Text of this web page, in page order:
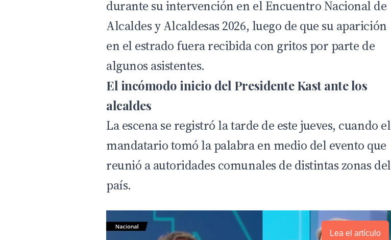
durante su intervención en el Encuentro Nacional de
Alcaldes y Alcaldesas 2026, luego de que su aparición
en el estrado fuera recibida con gritos por parte de
algunos asistentes.
El incómodo inicio del Presidente Kast ante los
alcaldes
La escena se registró la tarde de este jueves, cuando el
mandatario tomó la palabra en medio del evento que
reunió a autoridades comunales de distintas zonas del
país.
Lea el artículo